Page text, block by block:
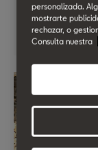
personalizada.
mostrarte
rechazar, o
Consulta nuestra